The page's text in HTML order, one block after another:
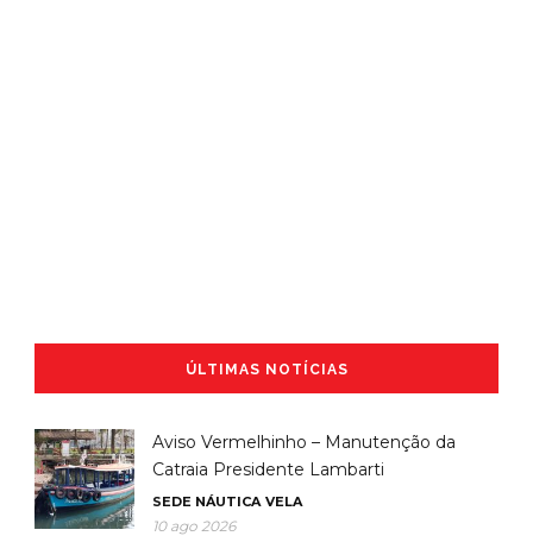
ÚLTIMAS NOTÍCIAS
Aviso Vermelhinho – Manutenção da
Catraia Presidente Lambarti
SEDE NÁUTICA VELA
10 ago 2026